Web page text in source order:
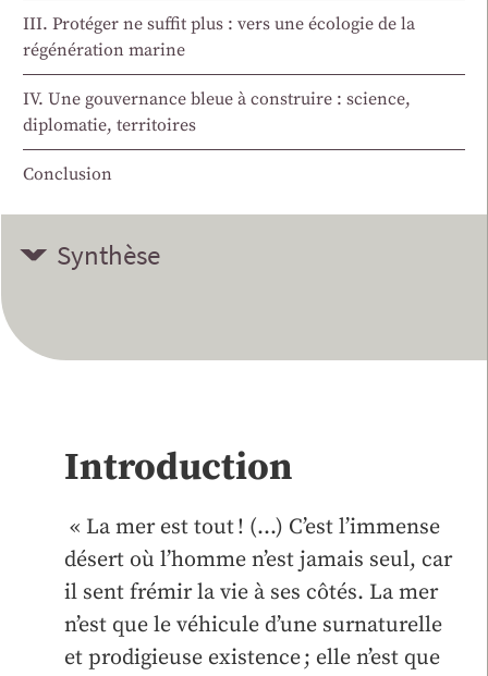
III. Protéger ne suffit plus : vers une écologie de la
régénération marine
IV. Une gouvernance bleue à construire : science,
diplomatie, territoires
Conclusion
Synthèse
Introduction
« La mer est tout ! (…) C’est l’immense
désert où l’homme n’est jamais seul, car
il sent frémir la vie à ses côtés. La mer
n’est que le véhicule d’une surnaturelle
et prodigieuse existence ; elle n’est que